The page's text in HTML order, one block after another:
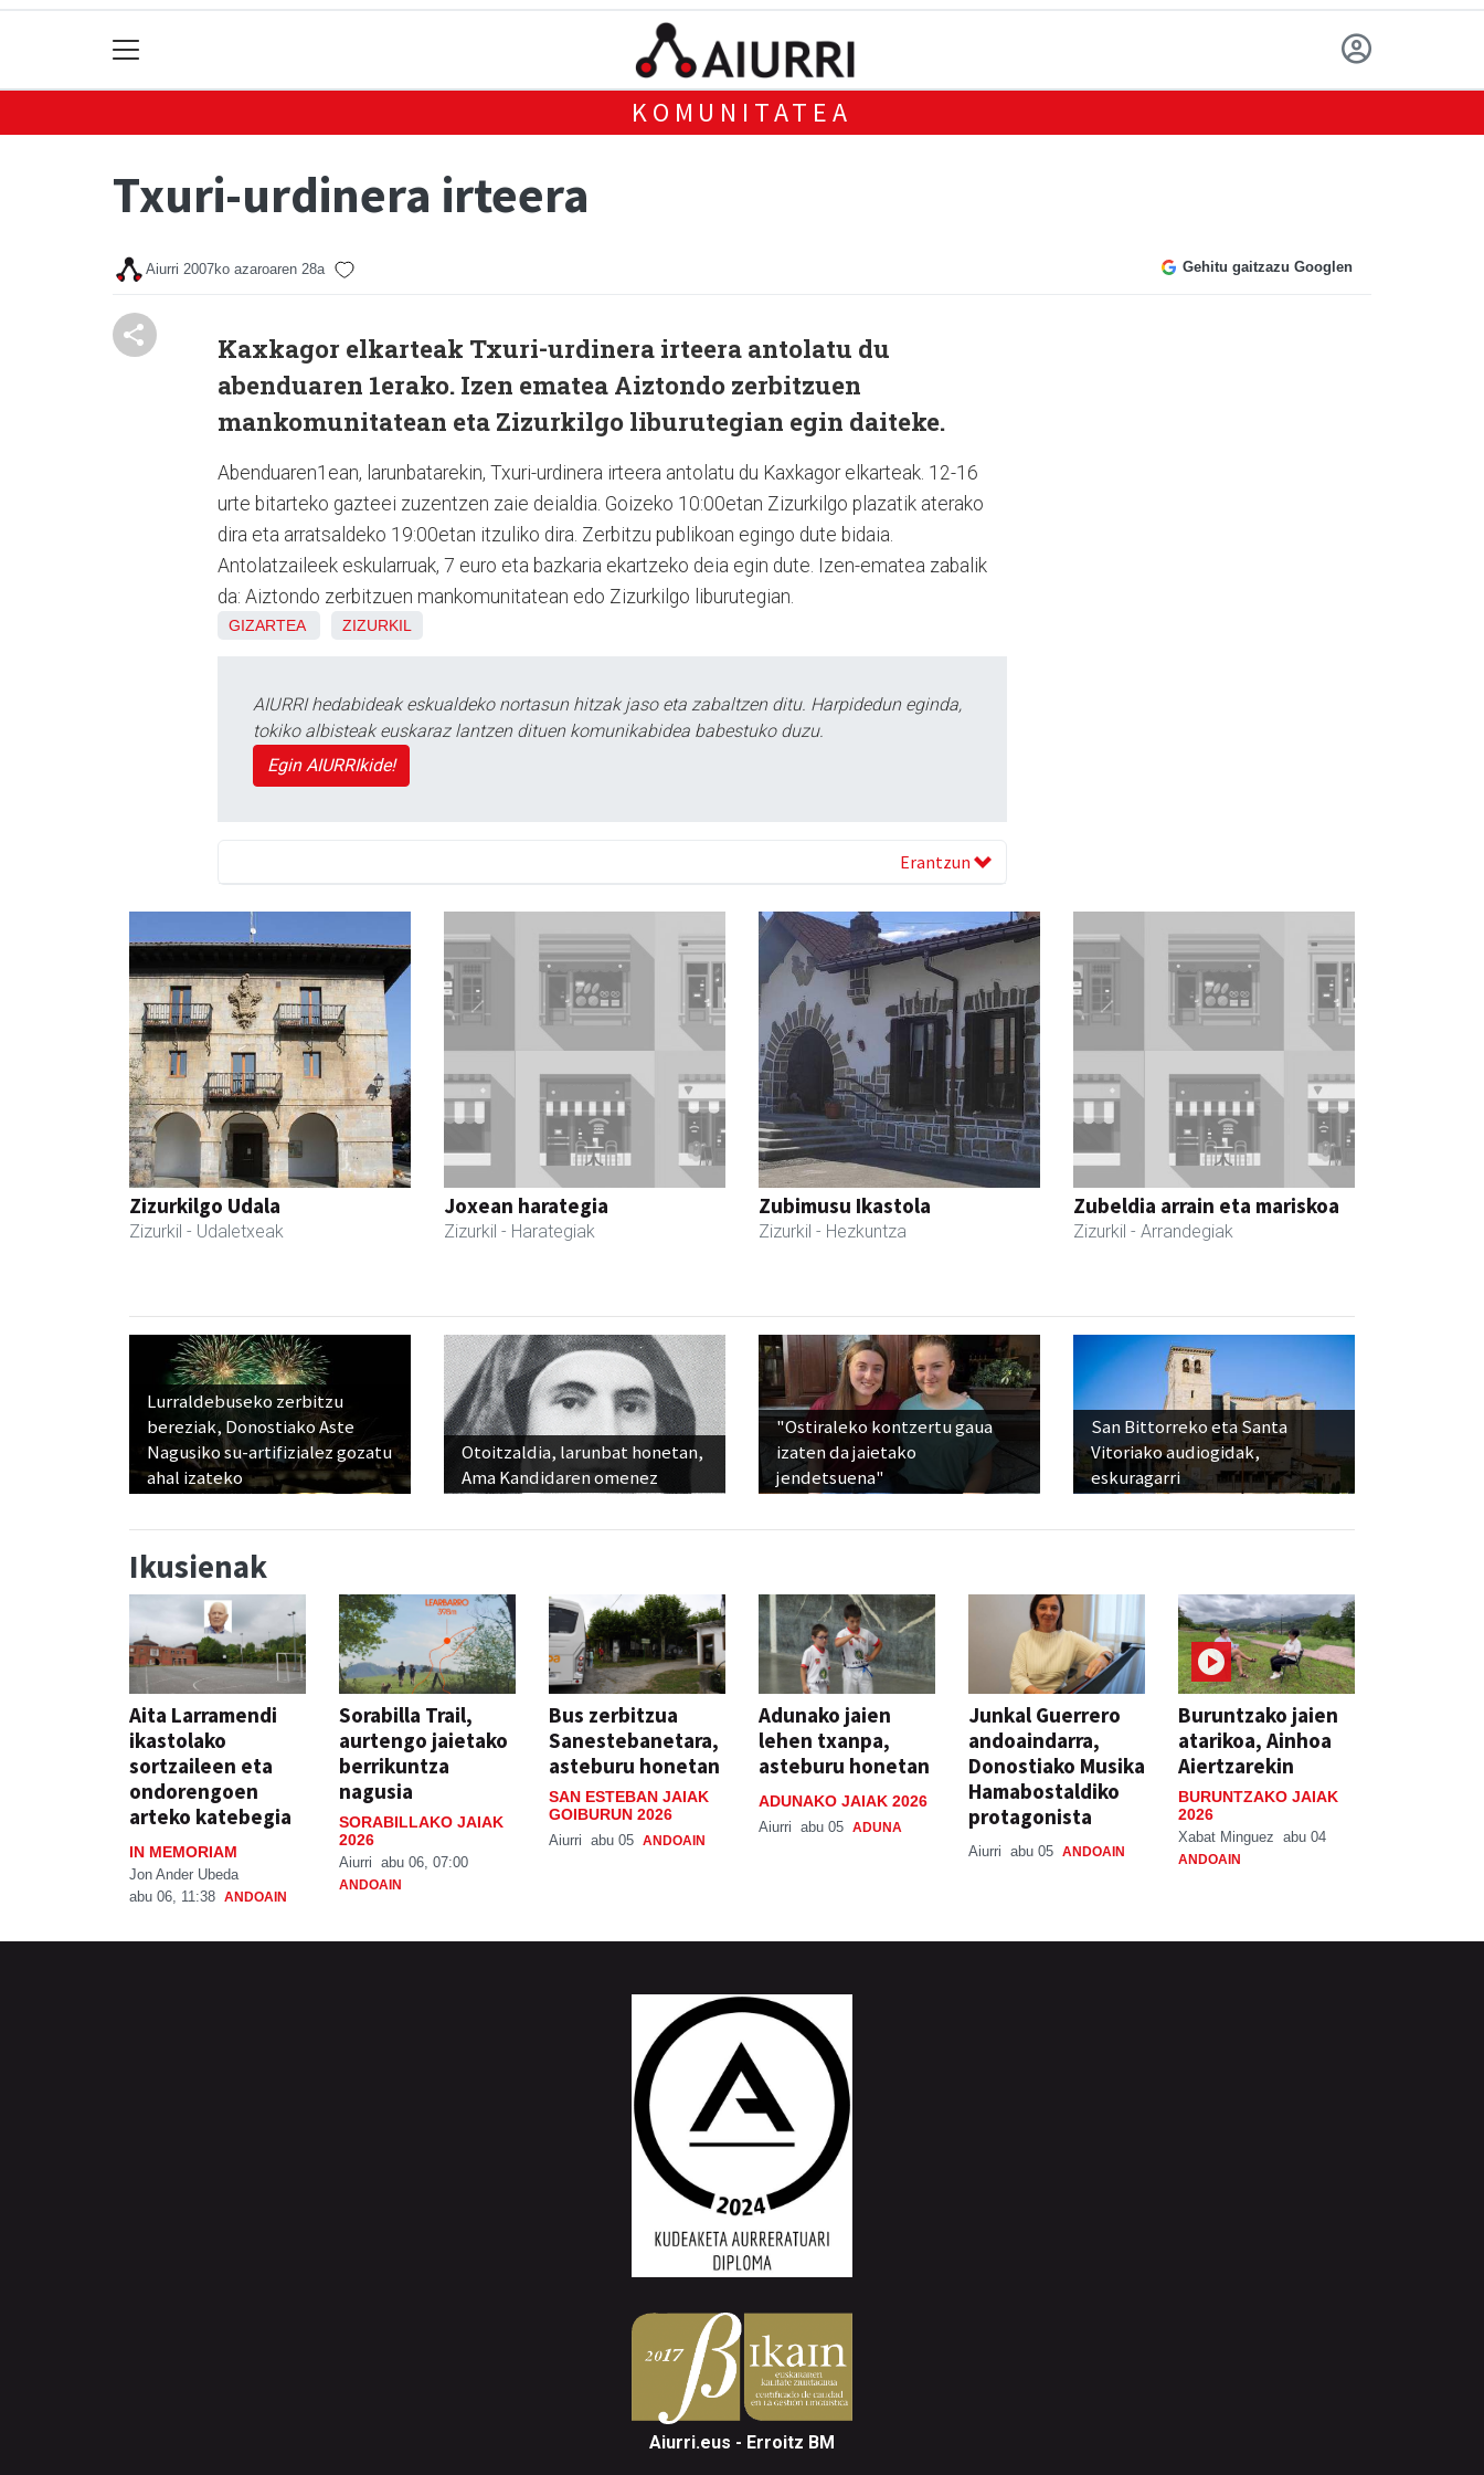
KOMUNITATEA
Txuri-urdinera irteera
Aiurri 2007ko azaroaren 28a Gehitu gaitzazu Googlen
Kaxkagor elkarteak Txuri-urdinera irteera antolatu du
abenduaren 1erako. Izen ematea Aiztondo zerbitzuen
mankomunitatean eta Zizurkilgo liburutegian egin daiteke.
Abenduaren1ean, larunbatarekin, Txuri-urdinera irteera antolatu du Kaxkagor elkarteak. 12-16
urte bitarteko gazteei zuzentzen zaie deialdia. Goizeko 10:00etan Zizurkilgo plazatik aterako
dira eta arratsaldeko 19:00etan itzuliko dira. Zerbitzu publikoan egingo dute bidaia.
Antolatzaileek eskularruak, 7 euro eta bazkaria ekartzeko deia egin dute. Izen-ematea zabalik
da: Aiztondo zerbitzuen mankomunitatean edo Zizurkilgo liburutegian.
GIZARTEA ZIZURKIL
AIURRI hedabideak eskualdeko nortasun hitzak jaso eta zabaltzen ditu. Harpidedun eginda,
tokiko albisteak euskaraz lantzen dituen komunikabidea babestuko duzu.
Egin AIURRIkide!
Erantzun
Zizurkilgo Udala
Zizurkil - Udaletxeak
Joxean harategia
Zizurkil - Harategiak
Zubimusu Ikastola
Zizurkil - Hezkuntza
Zubeldia arrain eta mariskoa
Zizurkil - Arrandegiak
Lurraldebuseko zerbitzu
bereziak, Donostiako Aste
Nagusiko su-artifizialez gozatu
ahal izateko
Otoitzaldia, larunbat honetan,
Ama Kandidaren omenez
"Ostiraleko kontzertu gaua
izaten da jaietako
jendetsuena"
San Bittorreko eta Santa
Vitoriako audiogidak,
eskuragarri
Ikusienak
Aita Larramendi
ikastolako
sortzaileen eta
ondorengoen
arteko katebegia
IN MEMORIAM
Jon Ander Ubeda
abu 06, 11:38 ANDOAIN
Sorabilla Trail,
aurtengo jaietako
berrikuntza
nagusia
SORABILLAKO JAIAK
2026
Aiurri abu 06, 07:00
ANDOAIN
Bus zerbitzua
Sanestebanetara,
asteburu honetan
SAN ESTEBAN JAIAK
GOIBURUN 2026
Aiurri abu 05 ANDOAIN
Adunako jaien
lehen txanpa,
asteburu honetan
ADUNAKO JAIAK 2026
Aiurri abu 05 ADUNA
Junkal Guerrero
andoaindarra,
Donostiako Musika
Hamabostaldiko
protagonista
Aiurri abu 05 ANDOAIN
Buruntzako jaien
atarikoa, Ainhoa
Aiertzarekin
BURUNTZAKO JAIAK
2026
Xabat Minguez abu 04
ANDOAIN
Aiurri.eus - Erroitz BM